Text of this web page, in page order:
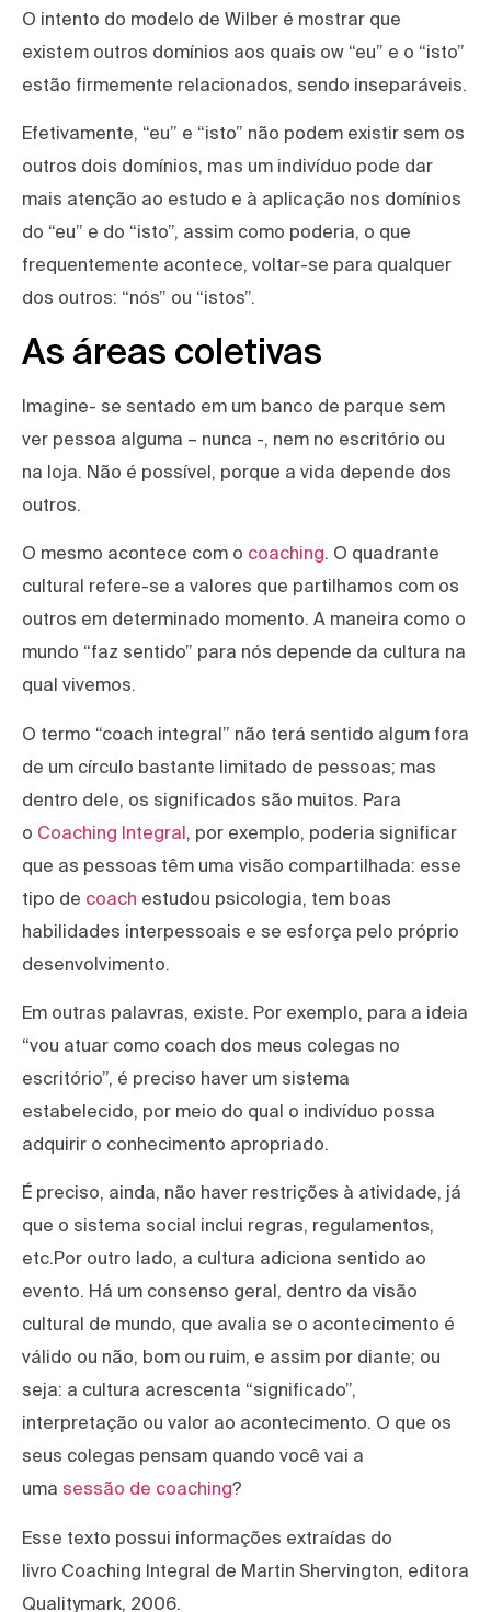
O intento do modelo de Wilber é mostrar que
existem outros domínios aos quais ow “eu” e o “isto”
estão firmemente relacionados, sendo inseparáveis.
Efetivamente, “eu” e “isto” não podem existir sem os
outros dois domínios, mas um indivíduo pode dar
mais atenção ao estudo e à aplicação nos domínios
do “eu” e do “isto”, assim como poderia, o que
frequentemente acontece, voltar-se para qualquer
dos outros: “nós” ou “istos”.
As áreas coletivas
Imagine- se sentado em um banco de parque sem
ver pessoa alguma – nunca -, nem no escritório ou
na loja. Não é possível, porque a vida depende dos
outros.
O mesmo acontece com o coaching. O quadrante
cultural refere-se a valores que partilhamos com os
outros em determinado momento. A maneira como o
mundo “faz sentido” para nós depende da cultura na
qual vivemos.
O termo “coach integral” não terá sentido algum fora
de um círculo bastante limitado de pessoas; mas
dentro dele, os significados são muitos. Para
o Coaching Integral , por exemplo, poderia significar
que as pessoas têm uma visão compartilhada: esse
tipo de coach estudou psicologia, tem boas
habilidades interpessoais e se esforça pelo próprio
desenvolvimento.
Em outras palavras, existe. Por exemplo, para a ideia
“vou atuar como coach dos meus colegas no
escritório”, é preciso haver um sistema
estabelecido, por meio do qual o indivíduo possa
adquirir o conhecimento apropriado.
É preciso, ainda, não haver restrições à atividade, já
que o sistema social inclui regras, regulamentos,
etc.Por outro lado, a cultura adiciona sentido ao
evento. Há um consenso geral, dentro da visão
cultural de mundo, que avalia se o acontecimento é
válido ou não, bom ou ruim, e assim por diante; ou
seja: a cultura acrescenta “significado”,
interpretação ou valor ao acontecimento. O que os
seus colegas pensam quando você vai a
uma sessão de coaching?
Esse texto possui informações extraídas do
livro Coaching Integral de Martin Shervington, editora
Qualitymark, 2006.